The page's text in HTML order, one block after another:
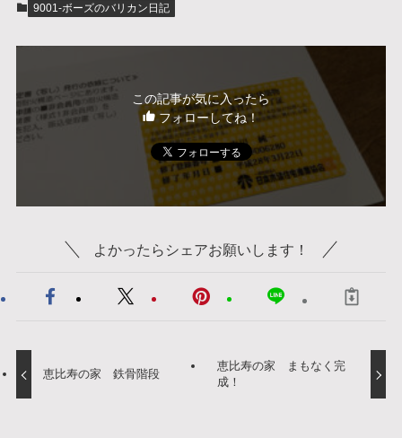
9001-ボーズのバリカン日記
この記事が気に入ったら
フォローしてね！
よかったらシェアお願いします！
恵比寿の家 鉄骨階段
恵比寿の家 まもなく完
成！